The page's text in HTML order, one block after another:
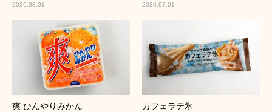
2026.08.01 2026.07.01
爽 ひんやりみかん カフェラテ氷